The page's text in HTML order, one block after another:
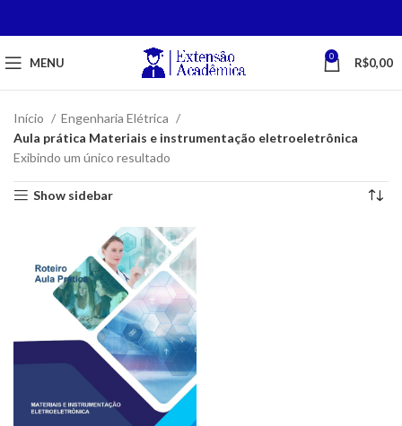
MENU 0 R$0,00
Início
Engenharia Elétrica
Aula prática Materiais e instrumentação eletroeletrônica
Exibindo um único resultado
Show sidebar